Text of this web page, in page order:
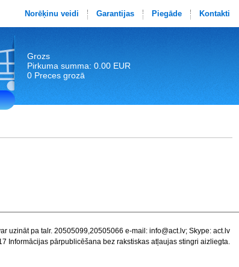
Norēķinu veidi Garantijas Piegāde Kontakti
Grozs
Pirkuma summa: 0.00 EUR
0 Preces grozā
uzināt pa talr. 20505099,20505066 e-mail: info@act.lv; Skype: act.lv
Informācijas pārpublicēšana bez rakstiskas atļaujas stingri aizliegta.